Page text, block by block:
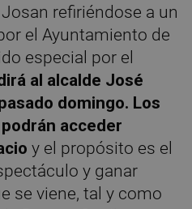
refiriéndose a un
el Ayuntamiento de
especial por el
al alcalde José
domingo. Los
acceder
y el propósito es el
y ganar
se viene, tal y como